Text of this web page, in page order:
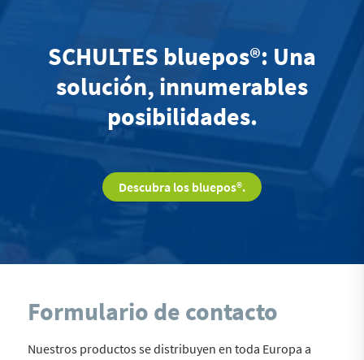
SCHULTES bluepos®: Una
solución, innumerables
posibilidades.
Descubra los bluepos®.
Formulario de contacto
Nuestros productos se distribuyen en toda Europa a